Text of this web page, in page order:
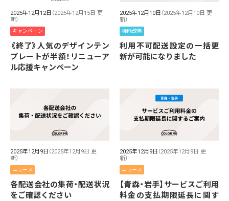
2025年12月12日 （2025年12月15日 更
新）
キャンペーン
《終了》人気のデザインテン
プレートが半額！リニューア
ル応援キャンペーン
2025年12月10日 （2025年12月10日 更
新）
機能改善
利用不可配送設定の一括更
新が可能になりました
2025年12月9日 （2025年12月9日 更
新）
ニュース
各配送会社の集荷・配送状況
をご確認ください
2025年12月9日 （2025年12月9日 更
新）
ニュース
【青森・岩手】サービスご利用
料金の支払期限延長に関す